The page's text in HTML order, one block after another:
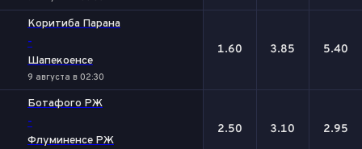
Коритиба Парана
-
Шапекоенсе
9 августа в 02:30
1.60 3.85 5.40
Ботафого РЖ
-
Флуминенсе РЖ
2.50 3.10 2.95